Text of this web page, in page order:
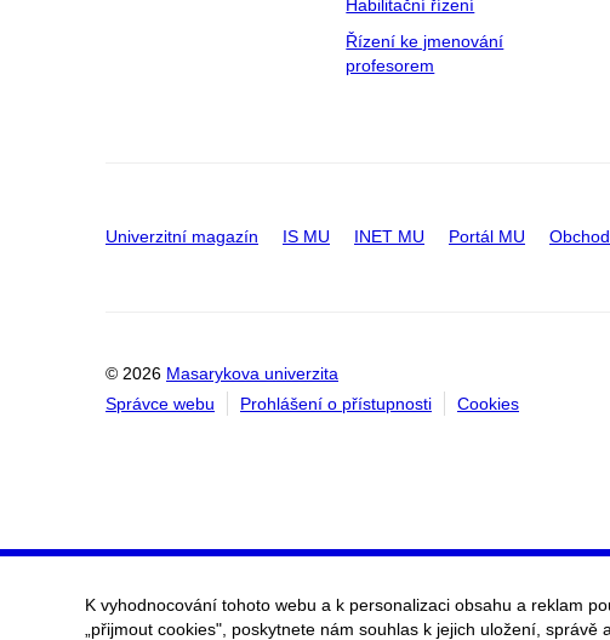
Habilitační řízení
Řízení ke jmenování
profesorem
Univerzitní magazín IS MU INET MU Portál MU
© 2026 Masarykova univerzita
Správce webu
Prohlášení o přístupnosti Cookies
K vyhodnocování tohoto webu a k personalizaci obsahu a reklam
„přijmout cookies", poskytnete nám souhlas k jejich uložení, správě